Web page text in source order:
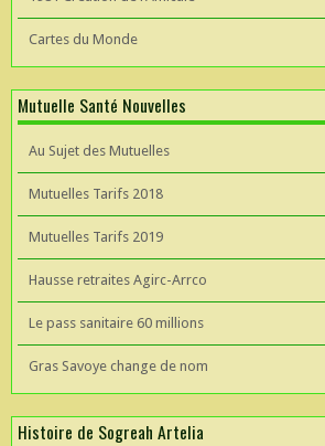
Cartes du Monde
Mutuelle Santé Nouvelles
Au Sujet des Mutuelles
Mutuelles Tarifs 2018
Mutuelles Tarifs 2019
Hausse retraites Agirc-Arrco
Le pass sanitaire 60 millions
Gras Savoye change de nom
Histoire de Sogreah Artelia